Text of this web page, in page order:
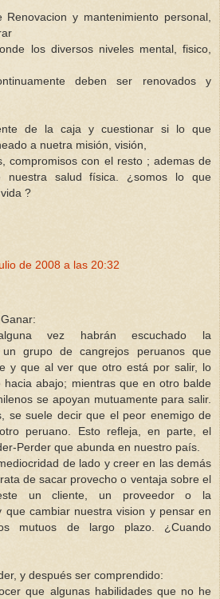
y mantenimiento personal,
los diversos niveles mental, fisico,
deben ser renovados y
de la caja y cuestionar si lo que
a nuetra misión, visión,
compromisos con el resto ; ademas de
nuestra salud física. ¿somos lo que
?
de 2008 a las 20:32
vez habrán escuchado la
grupo de cangrejos peruanos que
y que al ver que otro está por salir, lo
hacia abajo; mientras que en otro balde
se apoyan mutuamente para salir.
se suele decir que el peor enemigo de
peruano. Esto refleja, en parte, el
Perder que abunda en nuestro país.
de lado y creer en las demás
de sacar provecho o ventaja sobre el
un cliente, un proveedor o la
que cambiar nuestra vision y pensar en
mutuos de largo plazo. ¿Cuando
y después ser comprendido:
que algunas habilidades que no he